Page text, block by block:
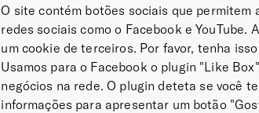
O site contém botões sociais que
redes sociais como o Facebook e
um cookie de terceiros. Por favor, tenha
Usamos para o Facebook o plugin "Like
negócios na rede. O plugin deteta se você
informações para apresentar um botão